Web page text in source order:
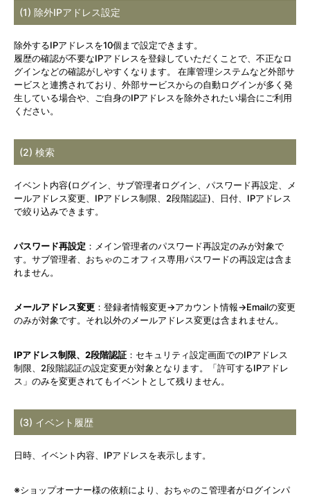
(1) 除外IPアドレス設定
除外するIPアドレスを10個まで設定できます。
履歴の確認が不要なIPアドレスを登録していただくことで、不正なロ
グインなどの確認がしやすくなります。 在庫管理システムなど外部サ
ービスと連携されており、外部サービスからの自動ログインが多く発
生している場合や、ご自身のIPアドレスを除外されたい場合にご利用
ください。
(2) 検索
イベント内容(ログイン、サブ管理者ログイン、パスワード再設定、メ
ールアドレス変更、IPアドレス制限、2段階認証)、日付、IPアドレス
で絞り込みできます。
パスワード再設定 ：メイン管理者のパスワード再設定のみが対象で
す。サブ管理者、おちゃのこオフィス専用パスワードの再設定は含ま
れません。
メールアドレス変更 ：登録者情報変更→アカウント情報→Emailの変更
のみが対象です。それ以外のメールアドレス変更は含まれません。
IPアドレス制限、2段階認証 ：セキュリティ設定画面でのIPアドレス
制限、2段階認証の設定変更が対象となります。「許可するIPアドレ
ス」のみを変更されてもイベントとして残りません。
(3) イベント履歴
日時、イベント内容、IPアドレスを表示します。
※ショップオーナー様の依頼により、おちゃのこ管理者がログインパ